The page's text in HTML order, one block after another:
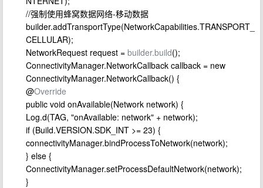
//强制使用蜂窝数据网络-移动数据
builder.addTransportType(NetworkCapabilities.TRANSPORT_
CELLULAR);
NetworkRequest request = builder.build();
ConnectivityManager.NetworkCallback callback = new
ConnectivityManager.NetworkCallback() {
@Override
public void onAvailable(Network network) {
Log.d(TAG, "onAvailable: network" + network);
if (Build.VERSION.SDK_INT >= 23) {
connectivityManager.bindProcessToNetwork(network);
} else {
ConnectivityManager.setProcessDefaultNetwork(network);
}